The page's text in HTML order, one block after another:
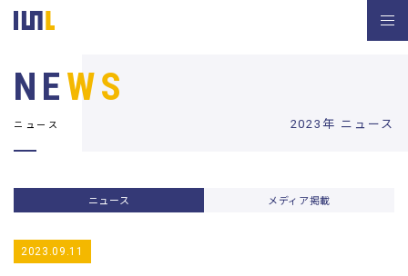
2023年 ニュース
NEWS
ニュース
ニュース メディア掲載
2023.09.11